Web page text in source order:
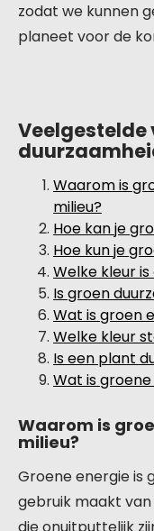
zodat we kunnen
planeet voor de
Veelgestelde
Waarom is
milieu?
Hoe kan je
Hoe kun je
Welke kleur
Is groen
Wat is groen
Welke kleur
Is een plant
Wat is
Waarom is
milieu?
Groene energie is
gebruik maakt